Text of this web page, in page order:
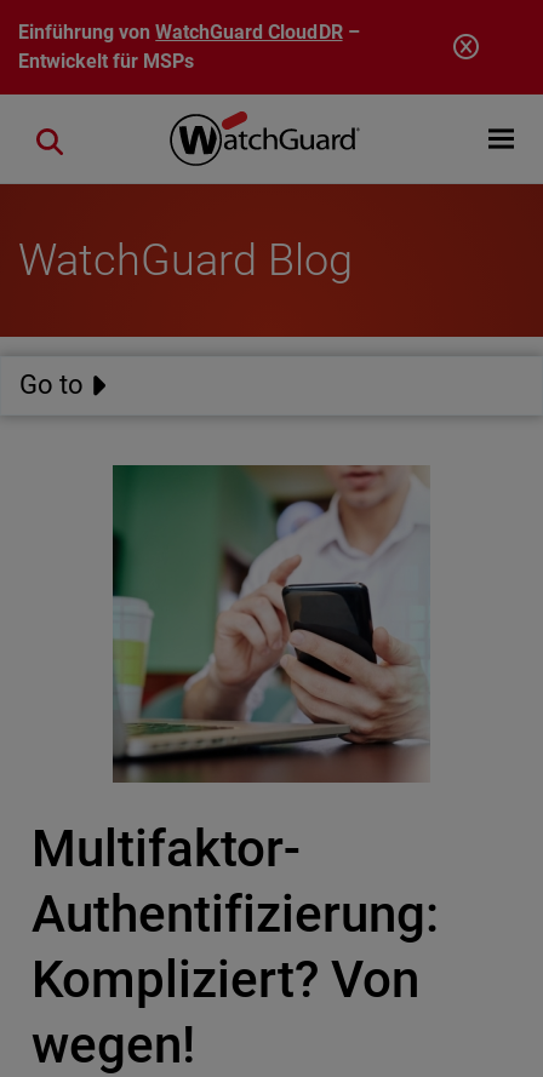
Direkt zum Inhalt
Einführung vonWatchGuard CloudDR–
Entwickelt für MSPs
Open
Close search
WatchGuard Blog
Go to
Multifaktor-
Authentifizierung:
Kompliziert? Von
wegen!